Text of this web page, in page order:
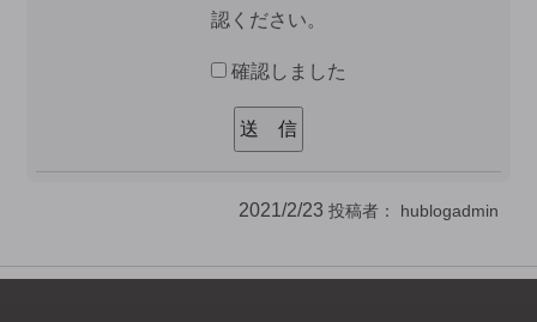
認ください。
確認しました
2021/2/23 投稿者： hublogadmin